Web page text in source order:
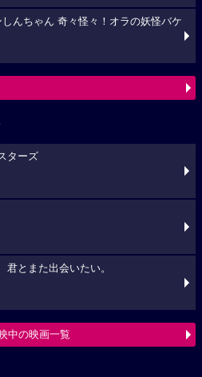
んちゃん 奇々怪々！オラの妖怪バケ
ターズ
君とまた出会いたい。
中の映画一覧